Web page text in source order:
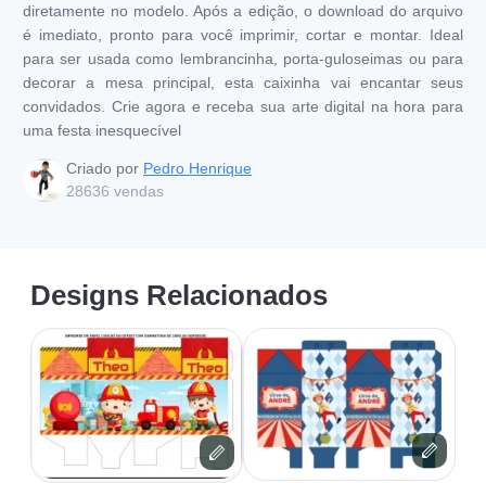
diretamente no modelo. Após a edição, o download do arquivo
é imediato, pronto para você imprimir, cortar e montar. Ideal
para ser usada como lembrancinha, porta-guloseimas ou para
decorar a mesa principal, esta caixinha vai encantar seus
convidados. Crie agora e receba sua arte digital na hora para
uma festa inesquecível
Criado por Pedro Henrique
28636 vendas
Designs Relacionados